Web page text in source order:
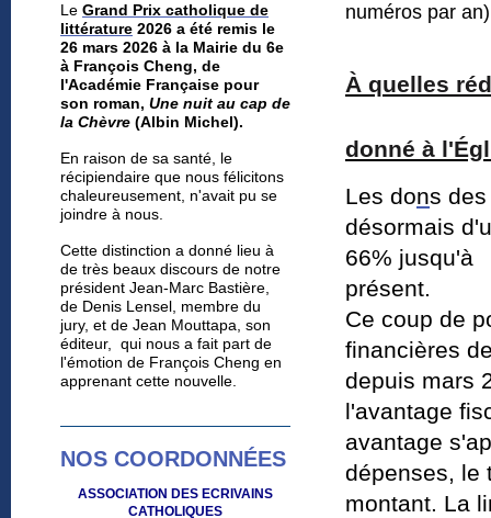
Le Grand Prix catholique de
littérature 2026 a été remis le
26 mars 2026 à la Mairie du 6e
à François Cheng, de
l'Académie Française pour
son roman, Une nuit au cap de
la Chèvre (Albin Michel).
En raison de sa santé, le
récipiendaire que nous félicitons
chaleureusement, n'avait pu se
joindre à nous.
Cette distinction a donné lieu à
de très beaux discours de notre
président Jean-Marc Bastière,
de Denis Lensel, membre du
jury, et de Jean Mouttapa, son
éditeur, qui nous a fait part de
l'émotion de François Cheng en
apprenant cette nouvelle.
NOS COORDONNÉES
ASSOCIATION DES ECRIVAINS
CATHOLIQUES
numéros par an)
À quelles
donné à
Les dons
désormais
66% jusqu'à
présent.
Ce coup de
financières
depuis mars
l'avantage
avantage
dépenses, le
montant. La